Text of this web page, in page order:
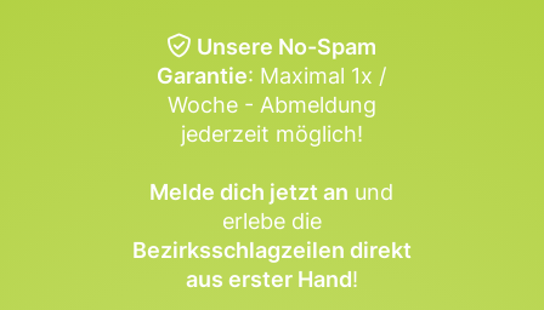
Unsere No-Spam
Garantie: Maximal 1x /
Woche - Abmeldung
jederzeit möglich!
Melde dich jetzt an und
erlebe die
Bezirksschlagzeilen direkt
aus erster Hand!